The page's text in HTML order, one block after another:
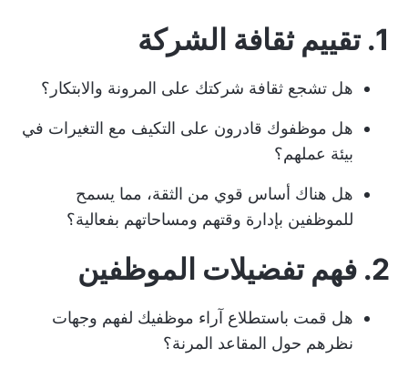
1. تقييم ثقافة الشركة
هل تشجع ثقافة شركتك على المرونة والابتكار؟
هل موظفوك قادرون على التكيف مع التغيرات في
بيئة عملهم؟
هل هناك أساس قوي من الثقة، مما يسمح
للموظفين بإدارة وقتهم ومساحاتهم بفعالية؟
2. فهم تفضيلات الموظفين
هل قمت باستطلاع آراء موظفيك لفهم وجهات
نظرهم حول المقاعد المرنة؟